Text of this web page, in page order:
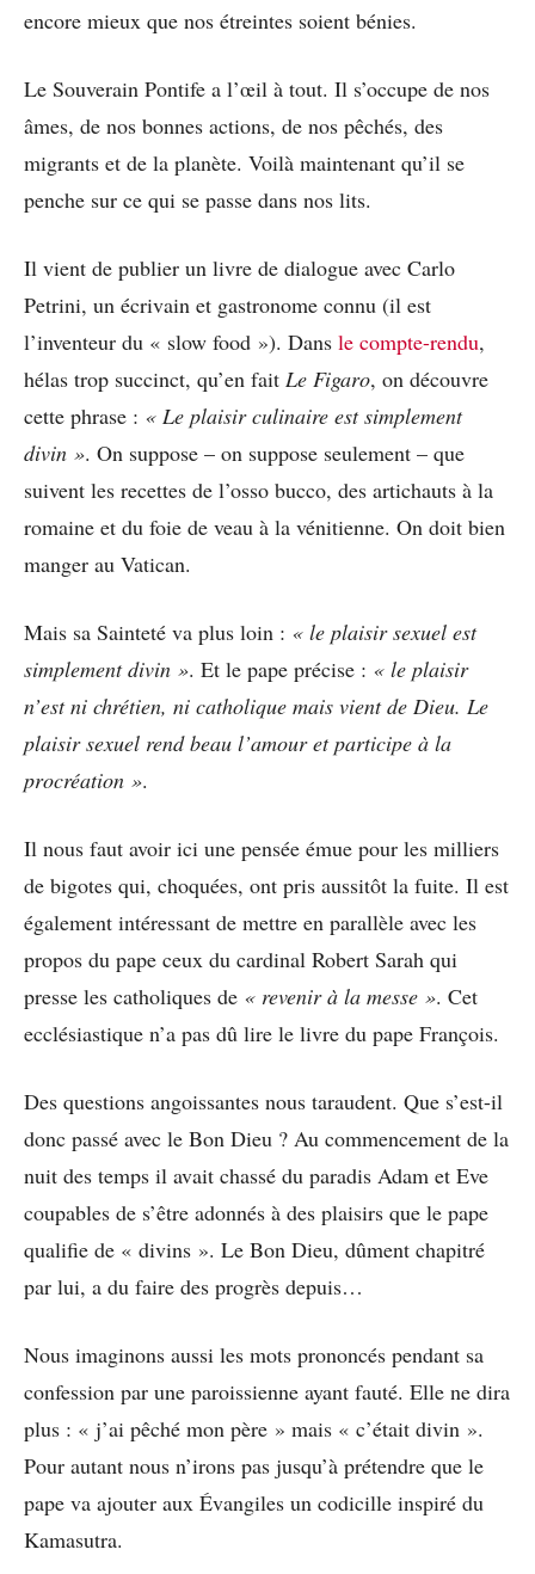
encore mieux que nos étreintes soient bénies.
Le Souverain Pontife a l’œil à tout. Il s’occupe de nos
âmes, de nos bonnes actions, de nos pêchés, des
migrants et de la planète. Voilà maintenant qu’il se
penche sur ce qui se passe dans nos lits.
Il vient de publier un livre de dialogue avec Carlo
Petrini, un écrivain et gastronome connu (il est
l’inventeur du « slow food »). Dans le compte-rendu,
hélas trop succinct, qu’en fait Le Figaro, on découvre
cette phrase : « Le plaisir culinaire est simplement
divin ». On suppose – on suppose seulement – que
suivent les recettes de l’osso bucco, des artichauts à la
romaine et du foie de veau à la vénitienne. On doit bien
manger au Vatican.
Mais sa Sainteté va plus loin : « le plaisir sexuel est
simplement divin ». Et le pape précise : « le plaisir
n’est ni chrétien, ni catholique mais vient de Dieu. Le
plaisir sexuel rend beau l’amour et participe à la
procréation ».
Il nous faut avoir ici une pensée émue pour les milliers
de bigotes qui, choquées, ont pris aussitôt la fuite. Il est
également intéressant de mettre en parallèle avec les
propos du pape ceux du cardinal Robert Sarah qui
presse les catholiques de « revenir à la messe ». Cet
ecclésiastique n’a pas dû lire le livre du pape François.
Des questions angoissantes nous taraudent. Que s’est-il
donc passé avec le Bon Dieu ? Au commencement de la
nuit des temps il avait chassé du paradis Adam et Eve
coupables de s’être adonnés à des plaisirs que le pape
qualifie de « divins ». Le Bon Dieu, dûment chapitré
par lui, a du faire des progrès depuis…
Nous imaginons aussi les mots prononcés pendant sa
confession par une paroissienne ayant fauté. Elle ne dira
plus : « j’ai pêché mon père » mais « c’était divin ».
Pour autant nous n’irons pas jusqu’à prétendre que le
pape va ajouter aux Évangiles un codicille inspiré du
Kamasutra.